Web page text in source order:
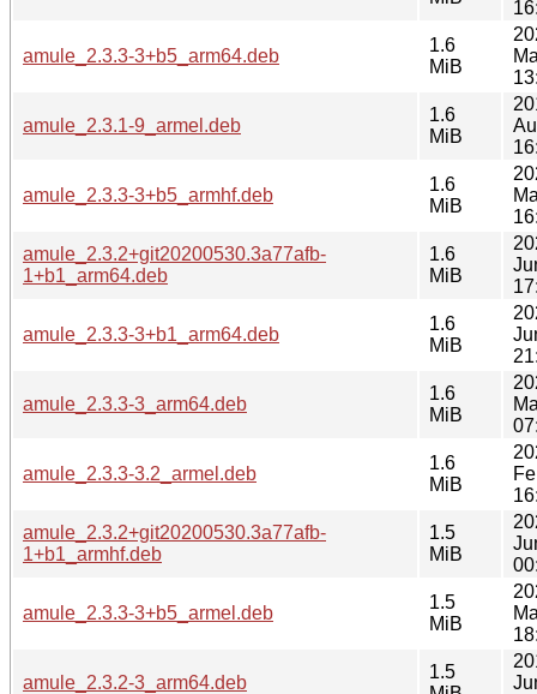
amule_2.3.3-3+b5_arm64.deb
1.6
MiB
amule_2.3.1-9_armel.deb
1.6
MiB
amule_2.3.3-3+b5_armhf.deb
1.6
MiB
amule_2.3.2+git20200530.3a77afb-
1+b1_arm64.deb
1.6
MiB
amule_2.3.3-3+b1_arm64.deb
1.6
MiB
amule_2.3.3-3_arm64.deb
1.6
MiB
amule_2.3.3-3.2_armel.deb
1.6
MiB
amule_2.3.2+git20200530.3a77afb-
1+b1_armhf.deb
1.5
MiB
amule_2.3.3-3+b5_armel.deb
1.5
MiB
amule_2.3.2-3_arm64.deb
1.5